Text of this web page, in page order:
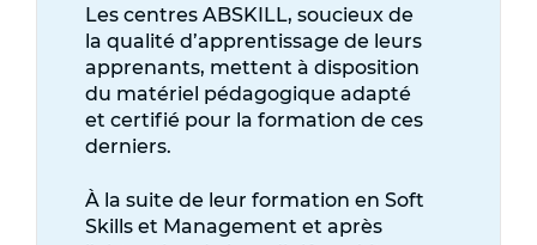
Les centres ABSKILL, soucieux de
la qualité d’apprentissage de leurs
apprenants, mettent à disposition
du matériel pédagogique adapté
et certifié pour la formation de ces
derniers.
À la suite de leur formation en Soft
Skills et Management et après